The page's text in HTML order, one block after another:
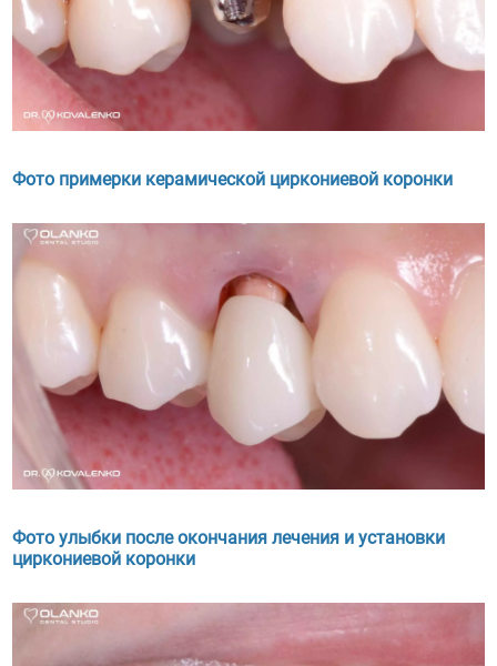
Фото примерки керамической циркониевой коронки
Фото улыбки после окончания лечения и установки
циркониевой коронки